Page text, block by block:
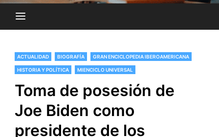
ACTUALIDAD BIOGRAFÍA GRAN ENCICLOPEDIA IBEROAMERICANA
HISTORIA Y POLÍTICA MIENCICLO UNIVERSAL
Toma de posesión de
Joe Biden como
presidente de los